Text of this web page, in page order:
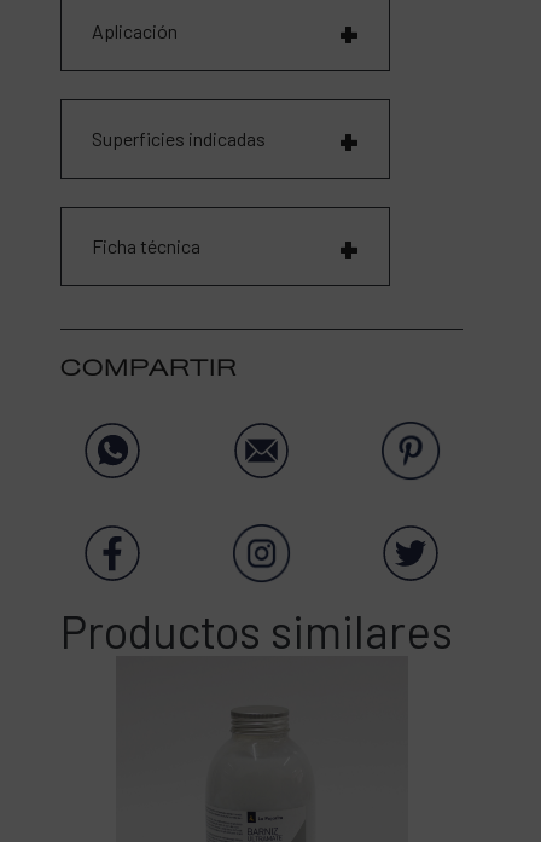
Aplicación
Superficies indicadas
Ficha técnica
COMPARTIR
Productos similares